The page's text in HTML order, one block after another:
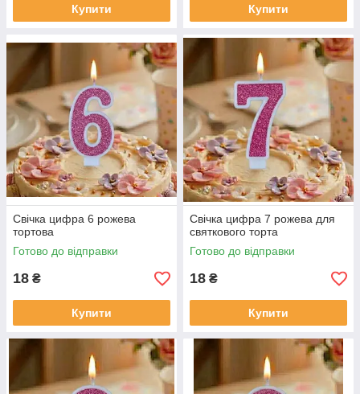
Купити Купити
Свічка цифра 6 рожева
тортова
Готово до відправки
18 ₴
Купити
Свічка цифра 7 рожева для
святкового торта
Готово до відправки
18 ₴
Купити